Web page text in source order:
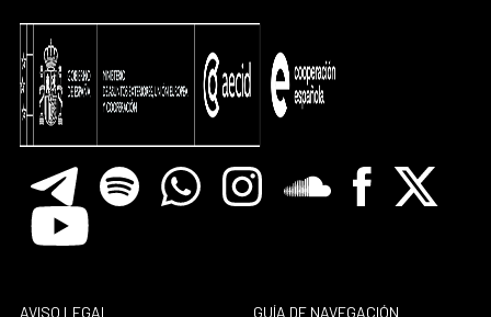
TelegramSpotify WhatsappInstagramSoundcloreFacebook
X
Youtube
AVISO LEGAL GUÍA DE NAVEGACIÓN